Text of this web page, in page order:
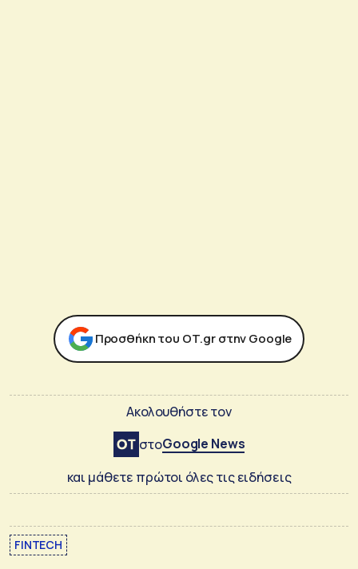
Προσθήκη του ΟΤ.gr στην Google
Ακολουθήστε τον
στοGoogle News
και μάθετε πρώτοι όλες τις ειδήσεις
FINTECH